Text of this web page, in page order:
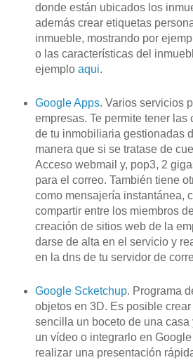
donde están ubicados los
además crear etiquetas
inmueble, mostrando por
o las características del
ejemplo aqui.
GoogleApps. Varios servicios
empresas. Te permite tener las
de tu inmobiliaria gestionadas
manera que si se tratase de
Acceso webmail y, pop3, 2
para el correo. También tiene
como mensajería instantánea,
compartir entre los miembros
creación de sitios webde la
darse de alta en el servicio y
en la dns de tu servidor de
Google Scketchup. Programa
objetos en 3D. Es posible
sencilla un boceto de una casa
un vídeoo integrarlo en Google
realizar una presentación